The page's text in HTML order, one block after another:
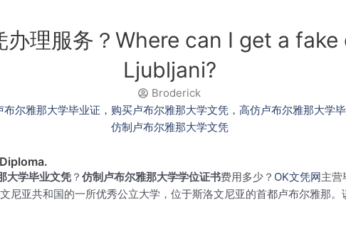
办理服务？Where can I get a
Ljubljani?
Broderick
大学毕业文凭 ？ 仿制卢布尔雅那大学学位证书费用多少？ OK文凭网主营
尼亚共和国的一所优秀公立大学，位于斯洛文尼亚的首都卢布尔雅那